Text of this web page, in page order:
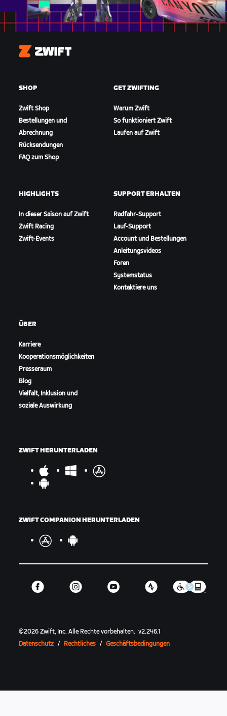
Zwift
SHOP
Zwift Shop
Bestellungen und
Abrechnung
Rücksendungen
FAQ zum Shop
GET ZWIFTING
Warum Zwift
So funktioniert Zwift
Laufen auf Zwift
HIGHLIGHTS
In dieser Saison auf Zwift
Zwift Racing
Zwift-Events
SUPPORT ERHALTEN
Radfahr-Support
Lauf-Support
Account und Bestellungen
Anleitungsvideos
Foren
Systemstatus
Kontaktiere uns
ÜBER
Karriere
Kooperationsmöglichkeiten
Presseraum
Blog
Vielfalt, Inklusion und
soziale Auswirkung
ZWIFT HERUNTERLADEN
ZWIFT COMPANION HERUNTERLADEN
©2026 Zwift, Inc.Alle Rechte vorbehalten. v2.246.1
Datenschutz / Rechtliches / Geschäftsbedingungen